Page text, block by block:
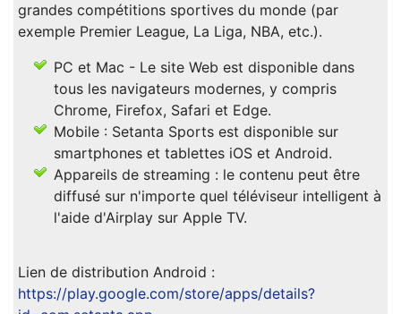
grandes compétitions sportives du monde (par
exemple Premier League, La Liga, NBA, etc.).
PC et Mac - Le site Web est disponible dans
tous les navigateurs modernes, y compris
Chrome, Firefox, Safari et Edge.
Mobile : Setanta Sports est disponible sur
smartphones et tablettes iOS et Android.
Appareils de streaming : le contenu peut être
diffusé sur n'importe quel téléviseur intelligent à
l'aide d'Airplay sur Apple TV.
Lien de distribution Android :
https://play.google.com/store/apps/details?